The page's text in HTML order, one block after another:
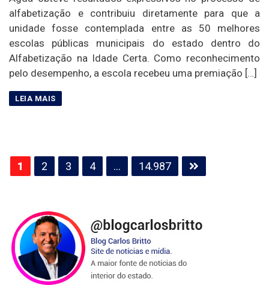
alfabetização e contribuiu diretamente para que a
unidade fosse contemplada entre as 50 melhores
escolas públicas municipais do estado dentro do
Alfabetização na Idade Certa. Como reconhecimento
pelo desempenho, a escola recebeu uma premiação […]
Paginação
de
1 2 3 4 … 14.987